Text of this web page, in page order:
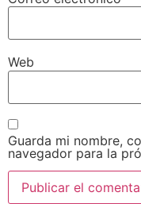
Web
Guarda mi nombre,
navegador para la